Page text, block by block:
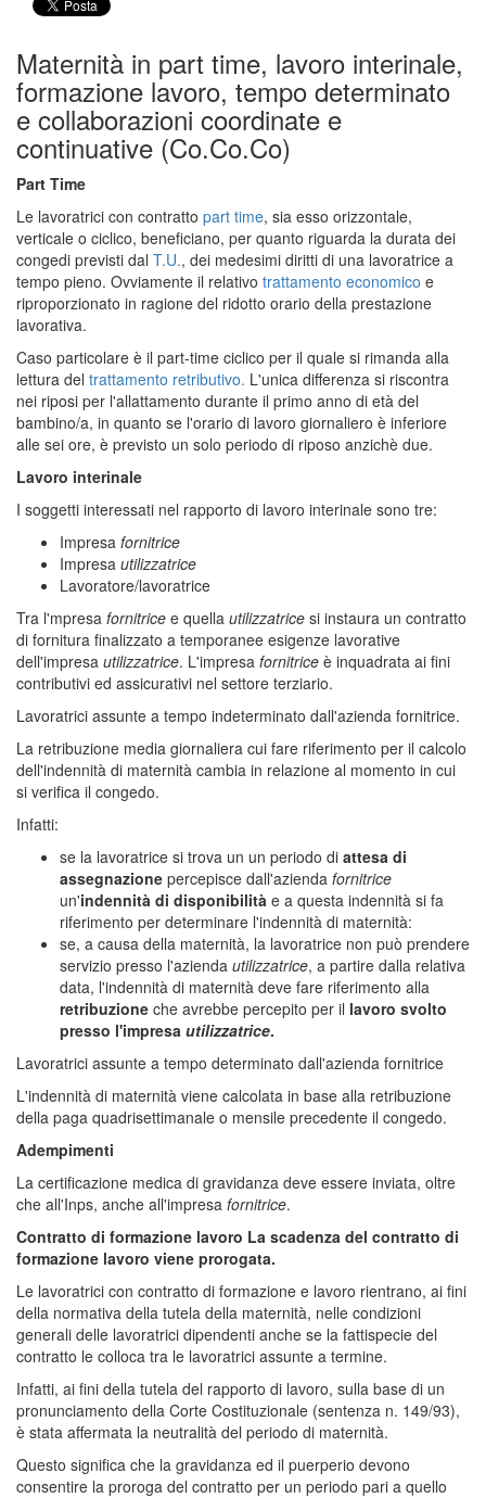
Maternità in part time, lavoro interinale,
formazione lavoro, tempo determinato
e collaborazioni coordinate e
continuative (Co.Co.Co)
Part Time
Le lavoratrici con contratto part time, sia esso orizzontale,
verticale o ciclico, beneficiano, per quanto riguarda la durata dei
congedi previsti dal T.U., dei medesimi diritti di una lavoratrice a
tempo pieno. Ovviamente il relativo trattamento economico e
riproporzionato in ragione del ridotto orario della prestazione
lavorativa.
Caso particolare è il part-time ciclico per il quale si rimanda alla
lettura del trattamento retributivo. L'unica differenza si riscontra
nei riposi per l'allattamento durante il primo anno di età del
bambino/a, in quanto se l'orario di lavoro giornaliero è inferiore
alle sei ore, è previsto un solo periodo di riposo anzichè due.
Lavoro interinale
I soggetti interessati nel rapporto di lavoro interinale sono tre:
Impresa fornitrice
Impresa utilizzatrice
Lavoratore/lavoratrice
Tra l'mpresa fornitrice e quella utilizzatrice si instaura un contratto
di fornitura finalizzato a temporanee esigenze lavorative
dell'impresa utilizzatrice. L'impresa fornitrice è inquadrata ai fini
contributivi ed assicurativi nel settore terziario.
Lavoratrici assunte a tempo indeterminato dall'azienda fornitrice.
La retribuzione media giornaliera cui fare riferimento per il calcolo
dell'indennità di maternità cambia in relazione al momento in cui
si verifica il congedo.
Infatti:
se la lavoratrice si trova un un periodo di attesa di
assegnazione percepisce dall'azienda fornitrice
un'indennità di disponibilità e a questa indennità si fa
riferimento per determinare l'indennità di maternità:
se, a causa della maternità, la lavoratrice non può prendere
servizio presso l'azienda utilizzatrice, a partire dalla relativa
data, l'indennità di maternità deve fare riferimento alla
retribuzione che avrebbe percepito per il lavoro svolto
presso l'impresa utilizzatrice.
Lavoratrici assunte a tempo determinato dall'azienda fornitrice
L'indennità di maternità viene calcolata in base alla retribuzione
della paga quadrisettimanale o mensile precedente il congedo.
Adempimenti
La certificazione medica di gravidanza deve essere inviata, oltre
che all'Inps, anche all'impresa fornitrice.
Contratto di formazione lavoro La scadenza del contratto di
formazione lavoro viene prorogata.
Le lavoratrici con contratto di formazione e lavoro rientrano, ai fini
della normativa della tutela della maternità, nelle condizioni
generali delle lavoratrici dipendenti anche se la fattispecie del
contratto le colloca tra le lavoratrici assunte a termine.
Infatti, ai fini della tutela del rapporto di lavoro, sulla base di un
pronunciamento della Corte Costituzionale (sentenza n. 149/93),
è stata affermata la neutralità del periodo di maternità.
Questo significa che la gravidanza ed il puerperio devono
consentire la proroga del contratto per un periodo pari a quello